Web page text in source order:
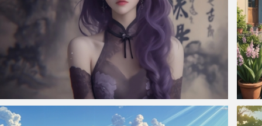
仙侠凌仙 紫色长卷发美女 古风古典 4K壁纸 田园